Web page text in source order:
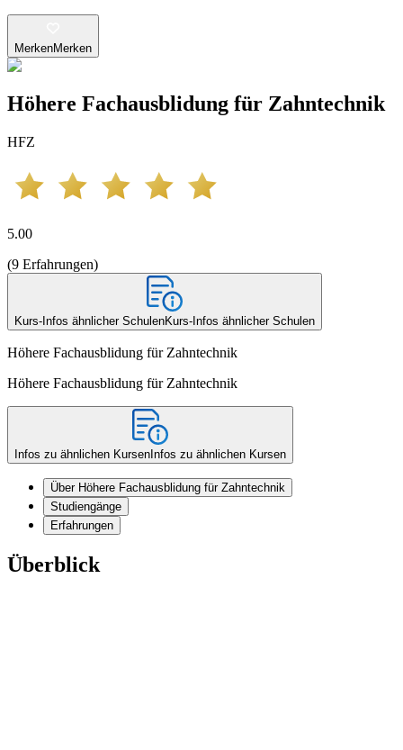
MerkenMerken
Höhere Fachausblidung für Zahntechnik
HFZ
5.00
(9 Erfahrungen)
Kurs-Infos ähnlicher SchulenKurs-Infos ähnlicher Schulen
Höhere Fachausblidung für Zahntechnik
Höhere Fachausblidung für Zahntechnik
Infos zu ähnlichen Kursen Infos zu ähnlichen Kursen
Über Höhere Fachausblidung für Zahntechnik
Studiengänge
Erfahrungen
Überblick